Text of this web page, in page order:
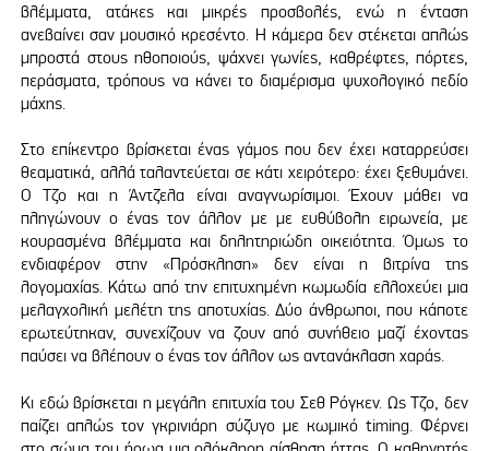
βλέμματα, ατάκες και μικρές προσβολές, ενώ η ένταση
ανεβαίνει σαν μουσικό κρεσέντο. Η κάμερα δεν στέκεται απλώς
μπροστά στους ηθοποιούς, ψάχνει γωνίες, καθρέφτες, πόρτες,
περάσματα, τρόπους να κάνει το διαμέρισμα ψυχολογικό πεδίο
μάχης.
Στο επίκεντρο βρίσκεται ένας γάμος που δεν έχει καταρρεύσει
θεαματικά, αλλά ταλαντεύεται σε κάτι χειρότερο: έχει ξεθυμάνει.
Ο Τζο και η Άντζελα είναι αναγνωρίσιμοι. Έχουν μάθει να
πληγώνουν ο ένας τον άλλον με με ευθύβολη ειρωνεία, με
κουρασμένα βλέμματα και δηλητηριώδη οικειότητα. Όμως το
ενδιαφέρον στην «Πρόσκληση» δεν είναι η βιτρίνα της
λογομαχίας. Κάτω από την επιτυχημένη κωμωδία ελλοχεύει μια
μελαγχολική μελέτη της αποτυχίας. Δύο άνθρωποι, που κάποτε
ερωτεύτηκαν, συνεχίζουν να ζουν από συνήθειο μαζί έχοντας
παύσει να βλέπουν ο ένας τον άλλον ως αντανάκλαση χαράς.
Κι εδώ βρίσκεται η μεγάλη επιτυχία του Σεθ Ρόγκεν. Ως Τζο, δεν
παίζει απλώς τον γκρινιάρη σύζυγο με κωμικό timing. Φέρνει